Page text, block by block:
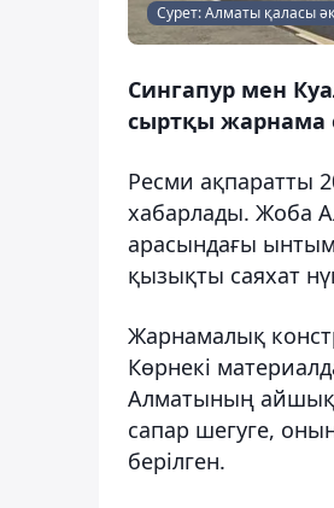
Сурет: Алматы қаласы
Сингапур мен
сыртқы жарнама
Ресми ақпаратты
хабарлады. Жоба
арасындағы
қызықты саяхат
Жарнамалық
Көрнекі
Алматының
сапар шегуге,
берілген.